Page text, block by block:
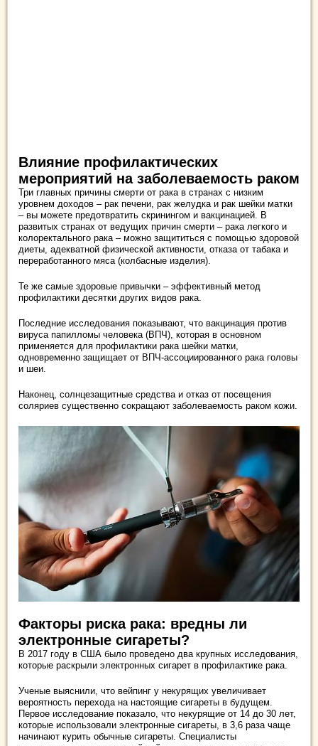
Влияние профилактических
мероприятий на заболеваемость раком
Три главных причины смерти от рака в странах с низким
уровнем доходов – рак печени, рак желудка и рак шейки матки
– вы можете предотвратить скринингом и вакцинацией. В
развитых странах от ведущих причин смерти – рака легкого и
колоректального рака – можно защититься с помощью здоровой
диеты, адекватной физической активности, отказа от табака и
переработанного мяса (колбасные изделия).
Те же самые здоровые привычки – эффективный метод
профилактики десятки других видов рака.
Последние исследования показывают, что вакцинация против
вируса папилломы человека (ВПЧ), которая в основном
применяется для профилактики рака шейки матки,
одновременно защищает от ВПЧ-ассоциированного рака головы
и шеи.
Наконец, солнцезащитные средства и отказ от посещения
соляриев существенно сокращают заболеваемость раком кожи.
Факторы риска рака: вредны ли
электронные сигареты?
В 2017 году в США было проведено два крупных исследования,
которые раскрыли электронных сигарет в профилактике рака.
Ученые выяснили, что вейпинг у некурящих увеличивает
вероятность перехода на настоящие сигареты в будущем.
Первое исследование показало, что некурящие от 14 до 30 лет,
которые использовали электронные сигареты, в 3,6 раза чаще
начинают курить обычные сигареты. Специалисты